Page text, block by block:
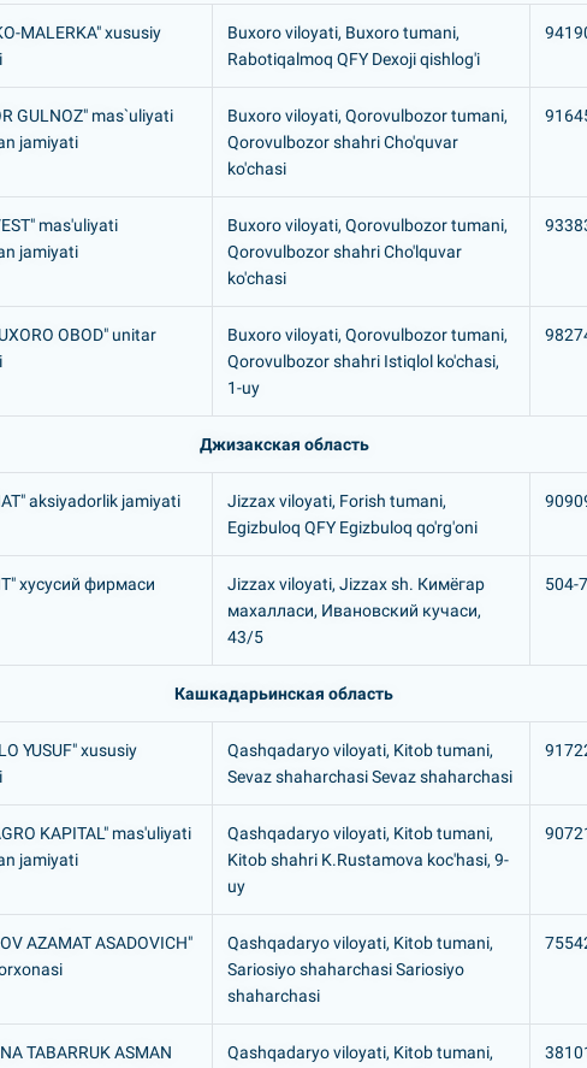
MALERKA" xususiy
Buxoro viloyati, Buxoro tumani,
Rabotiqalmoq QFY Dexoji qishlog'i
GULNOZ" mas`uliyati
jamiyati
Buxoro viloyati, Qorovulbozor tumani,
Qorovulbozor shahri Cho'quvar
ko'chasi
mas'uliyati
jamiyati
Buxoro viloyati, Qorovulbozor tumani,
Qorovulbozor shahri Cho'lquvar
ko'chasi
OBOD" unitar
Buxoro viloyati, Qorovulbozor tumani,
Qorovulbozor shahri Istiqlol ko'chasi,
1-uy
Джизакская область
aksiyadorlik jamiyati
Jizzax viloyati, Forish tumani,
Egizbuloq QFY Egizbuloq qo'rg'oni
хусусий фирмаси
Jizzax viloyati, Jizzax sh. Кимёгар
махалласи, Ивановский кучаси,
43/5
504-
Кашкадарьинская область
YUSUF" xususiy
Qashqadaryo viloyati, Kitob tumani,
Sevaz shaharchasi Sevaz shaharchasi
KAPITAL" mas'uliyati
jamiyati
Qashqadaryo viloyati, Kitob tumani,
Kitob shahri K.Rustamova koc'hasi, 9-
uy
AZAMAT ASADOVICH"
Qashqadaryo viloyati, Kitob tumani,
Sariosiyo shaharchasi Sariosiyo
shaharchasi
TABARRUK ASMAN
Qashqadaryo viloyati, Kitob tumani,